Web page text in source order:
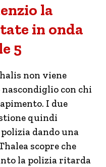
la
in onda
5
non viene
con chi
I due
quindi
dando una
scopre che
la polizia ritarda